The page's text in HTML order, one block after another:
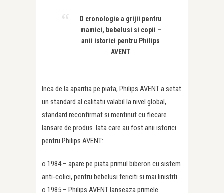
O cronologie a grijii pentru
mamici, bebelusi si copii –
anii istorici pentru Philips
AVENT
Inca de la aparitia pe piata, Philips AVENT a setat
un standard al calitatii valabil la nivel global,
standard reconfirmat si mentinut cu fiecare
lansare de produs. Iata care au fost anii istorici
pentru Philips AVENT:
o 1984 – apare pe piata primul biberon cu sistem
anti-colici, pentru bebelusi fericiti si mai linistiti
o 1985 – Philips AVENT lanseaza primele